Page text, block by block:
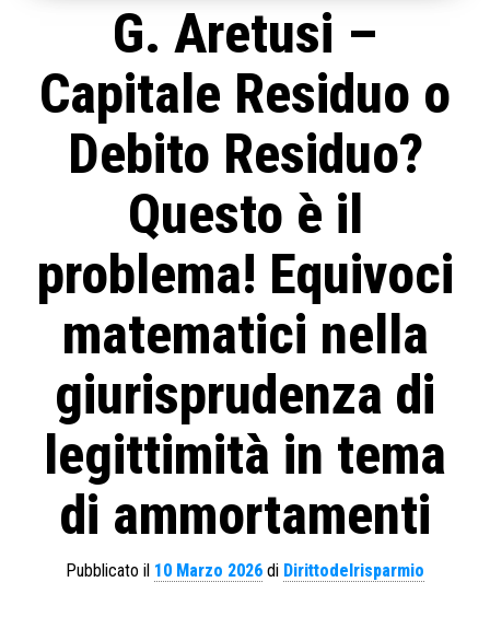
G. Aretusi –
Capitale Residuo o
Debito Residuo?
Questo è il
problema! Equivoci
matematici nella
giurisprudenza di
legittimità in tema
di ammortamenti
Pubblicato il 10 Marzo 2026 di Dirittodelrisparmio